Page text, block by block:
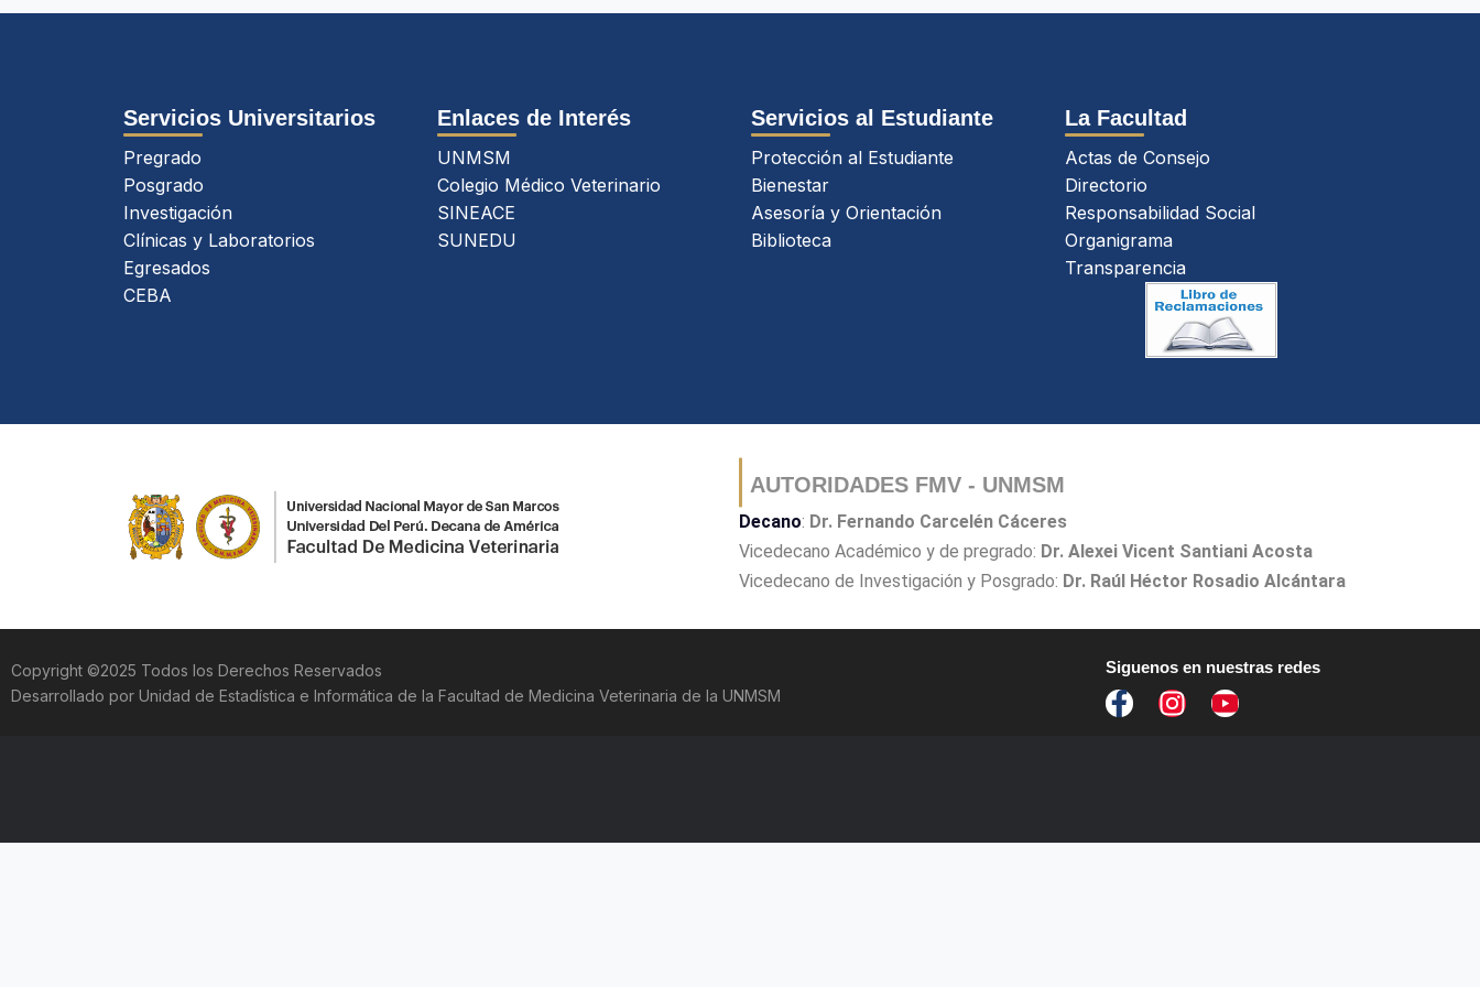
Servicios Universitarios
Pregrado
Posgrado
Investigación
Clínicas y Laboratorios
Egresados
CEBA
Enlaces de Interés
UNMSM
Colegio Médico Veterinario
SINEACE
SUNEDU
Servicios al Estudiante
Protección al Estudiante
Bienestar
Asesoría y Orientación
Biblioteca
La Facultad
Actas de Consejo
Directorio
Responsabilidad Social
Organigrama
Transparencia
AUTORIDADES FMV - UNMSM
Decano: Dr. Fernando Carcelén Cáceres
Vicedecano Académico y de pregrado: Dr. Alexei Vicent Santiani Acosta
Vicedecano de Investigación y Posgrado: Dr. Raúl Héctor Rosadio Alcántara
Copyright ©2025 Todos los Derechos Reservados
Desarrollado por Unidad de Estadística e Informática de la Facultad de Medicina Veterinaria de la UNMSM
Siguenos en nuestras redes